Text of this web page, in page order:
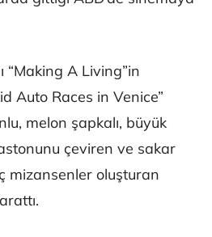
“Making A Living”in
Auto Races in Venice”
melon şapkalı, büyük
çeviren ve sakar
mizansenler oluşturan